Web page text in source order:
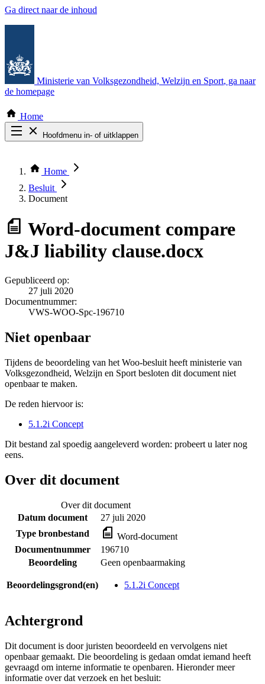
Ga direct naar de inhoud
Ministerie van Volksgezondheid, Welzijn en Sport, ga naar
de homepage
Home
Hoofdmenu in- of uitklappen
Thema COVID-19
Bekijk per bestuursorgaan
Home
Besluit
Document
Word-document compare
J&J liability clause.docx
Gepubliceerd op:
27 juli 2020
Documentnummer:
VWS-WOO-Spc-196710
Niet openbaar
Tijdens de beoordeling van het Woo-besluit heeft ministerie van
Volksgezondheid, Welzijn en Sport besloten dit document niet
openbaar te maken.
De reden hiervoor is:
5.1.2i Concept
Dit bestand zal spoedig aangeleverd worden: probeert u later nog
eens.
Over dit document
Over dit document
Datum document
27 juli 2020
Type bronbestand
Word-document
Documentnummer
196710
Beoordeling
Geen openbaarmaking
Beoordelingsgrond(en) 5.1.2i Concept
Achtergrond
Dit document is door juristen beoordeeld en vervolgens niet
openbaar gemaakt. Die beoordeling is gedaan omdat iemand heeft
gevraagd om interne informatie te openbaren. Hieronder meer
informatie over dat verzoek en het besluit: